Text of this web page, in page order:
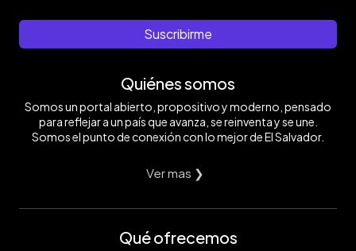
Suscribirme
Quiénes somos
Somos un portal abierto, propositivo y moderno, pensado
para reflejar a un país que avanza, se reinventa y se une.
Somos el punto de conexión con lo mejor de El Salvador.
Ver mas ❯
Qué ofrecemos